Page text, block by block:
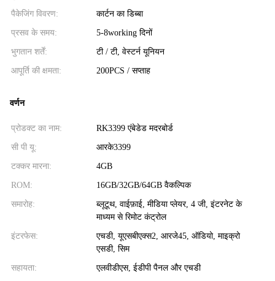
पैकेजिंग विवरण: कार्टन का डिब्बा
प्रसव के समय: 5-8working दिनों
भुगतान शर्तें: टी / टी, वेस्टर्न यूनियन
आपूर्ति की क्षमता: 200PCS / सप्ताह
वर्णन
प्रोडक्ट का नाम: RK3399 एंबेडेड मदरबोर्ड
सी पी यू: आरके3399
टक्कर मारना: 4GB
ROM: 16GB/32GB/64GB वैकल्पिक
समारोह:
ब्लूटूथ, वाईफ़ाई, मीडिया प्लेयर, 4 जी, इंटरनेट के
माध्यम से रिमोट कंट्रोल
इंटरफेस:
एचडी, यूएसबीएक्स2, आरजे45, ऑडियो, माइक्रो
एसडी, सिम
सहायता: एलवीडीएस, ईडीपी पैनल और एचडी